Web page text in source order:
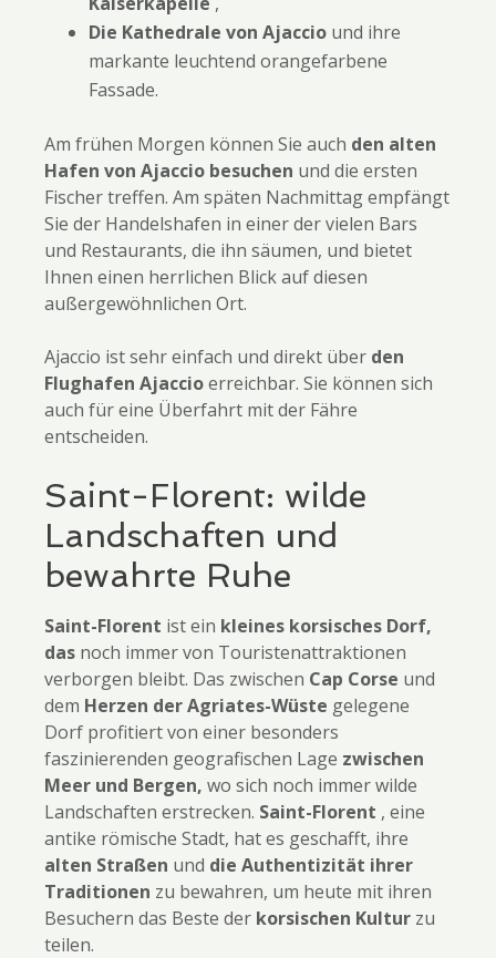
Die Kathedrale von Ajaccio und ihre
markante leuchtend orangefarbene
Fassade.
Am frühen Morgen können Sie auch den alten
Hafen von Ajaccio besuchen und die ersten
Fischer treffen. Am späten Nachmittag empfängt
Sie der Handelshafen in einer der vielen Bars
und Restaurants, die ihn säumen, und bietet
Ihnen einen herrlichen Blick auf diesen
außergewöhnlichen Ort.
Ajaccio ist sehr einfach und direkt über den
Flughafen Ajaccioerreichbar. Sie können sich
auch für eine Überfahrt mit der Fähre
entscheiden.
Saint-Florent: wilde
Landschaften und
bewahrte Ruhe
Saint-Florent ist ein kleines korsisches Dorf,
das noch immer von Touristenattraktionen
verborgen bleibt. Das zwischen Cap Corse und
dem Herzen der Agriates-Wüste gelegene
Dorf profitiert von einer besonders
faszinierenden geografischen Lage zwischen
Meer und Bergen, wo sich noch immer wilde
Landschaften erstrecken. Saint-Florent , eine
antike römische Stadt, hat es geschafft, ihre
alten Straßen und die Authentizität ihrer
Traditionen zu bewahren, um heute mit ihren
Besuchern das Beste der korsischen Kultur zu
teilen.